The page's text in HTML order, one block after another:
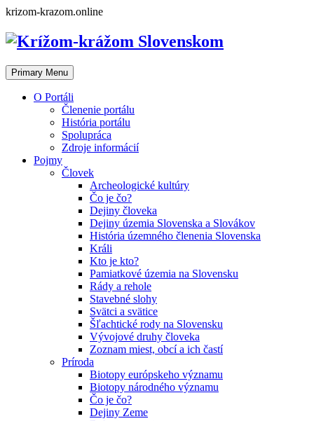
Skip
content
krizom-krazom.online
Primary Menu
O Portáli
Členenie portálu
História portálu
Spolupráca
Zdroje informácií
Pojmy
Človek
Archeologické kultúry
Čo je čo?
Dejiny človeka
Dejiny územia Slovenska a Slovákov
História územného členenia Slovenska
Králi
Kto je kto?
Pamiatkové územia na Slovensku
Rády a rehole
Stavebné slohy
Svätci a svätice
Šľachtické rody na Slovensku
Vývojové druhy človeka
Zoznam miest, obcí a ich častí
Príroda
Biotopy európskeho významu
Biotopy národného významu
Čo je čo?
Dejiny Zeme